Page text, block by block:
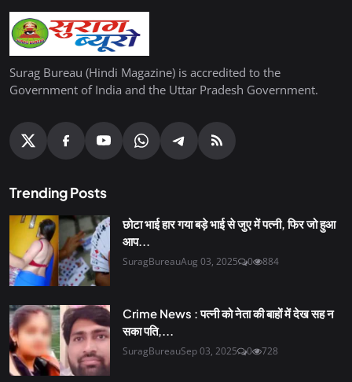
Surag Bureau (Hindi Magazine) is accredited to the
Government of India and the Uttar Pradesh Government.
Trending Posts
छोटा भाई हार गया बड़े भाई से जुए में पत्नी, फिर जो हुआ
आप...
SuragBureauAug 03, 2025 0 884
Crime News : पत्नी को नेता की बाहों में देख सह न
सका पति,...
SuragBureauSep 03, 2025 0 728